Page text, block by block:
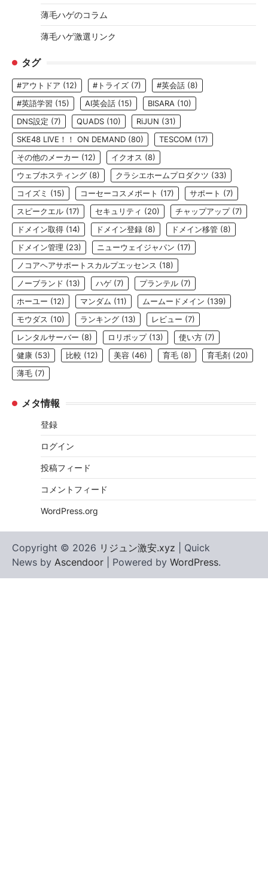
薄毛ハゲのコラム
薄毛ハゲ激選リンク
タグ
#アウトドア (12) #トライズ (7) #英会話 (8)
#英語学習 (15) AI英会話 (15) BISARA (10)
DNS設定 (7) QUADS (10) RiJUN (31)
SKE48 LIVE！！ ON DEMAND (80) TESCOM (17)
その他のメーカー (12) イクオス (8)
ウェブホスティング (8) クラシエホームプロダクツ (33)
コイズミ (15) コーセーコスメポート (17) サポート (7)
スピークエル (17) セキュリティ (20) チャップアップ(7)
ドメイン取得 (14) ドメイン登録 (8) ドメイン移管 (8)
ドメイン管理 (23) ニューウェイジャパン (17)
ノコアヘアサポートスカルプエッセンス (18)
ノーブランド (13) ハゲ (7) プランテル (7)
ホーユー (12) マンダム (11) ムームードメイン (139)
モウダス (10) ランキング (13) レビュー (7)
レンタルサーバー (8) ロリポップ(13) 使い方 (7)
健康 (53) 比較 (12) 美容 (46) 育毛 (8) 育毛剤 (20)
薄毛 (7)
メタ情報
登録
ログイン
投稿フィード
コメントフィード
WordPress.org
Copyright © 2026 リジュン激安.xyz | Quick
News by Ascendoor | Powered by WordPress.